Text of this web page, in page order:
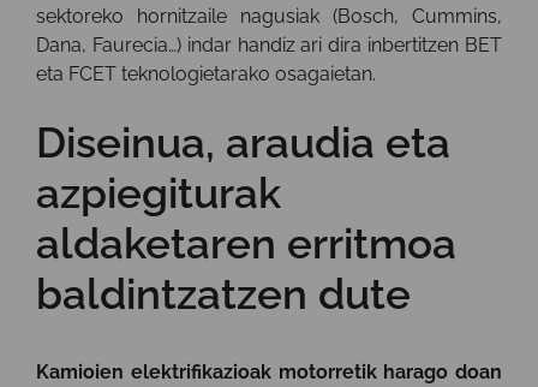
sektoreko hornitzaile nagusiak (Bosch, Cummins,
Dana, Faurecia…) indar handiz ari dira inbertitzen BET
eta FCET teknologietarako osagaietan.
Diseinua, araudia eta
azpiegiturak
aldaketaren erritmoa
baldintzatzen dute
Kamioien elektrifikazioak motorretik harago doan